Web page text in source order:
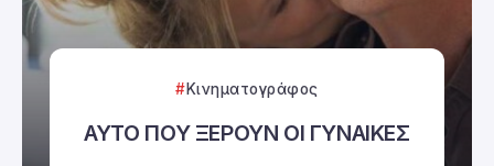
Κινηματογράφος
ΑΥΤΟ ΠΟΥ ΞΕΡΟΥΝ ΟΙ ΓΥΝΑΙΚΕΣ